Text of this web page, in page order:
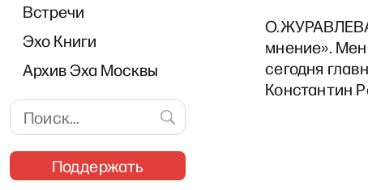
Встречи
Эхо Книги
Архив Эха Москвы
Поддержать
мнение».
сегодня
Константин